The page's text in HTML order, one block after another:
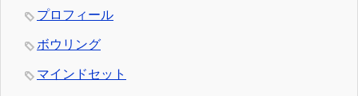
プロフィール
ボウリング
マインドセット